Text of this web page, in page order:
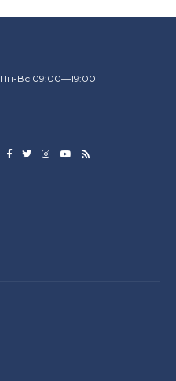
Пн-Вс 09:00—19:00